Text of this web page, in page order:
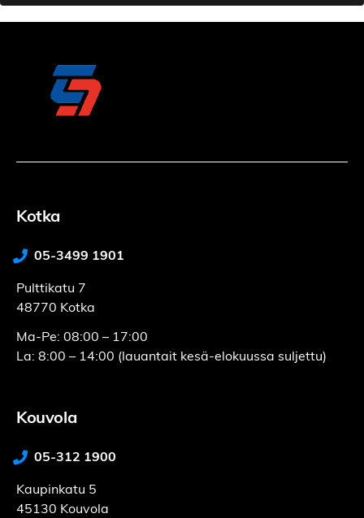
Kotka
05-3499 1901
Pulttikatu 7
48770 Kotka
Ma-Pe: 08:00 – 17:00
La: 8:00 – 14:00 (lauantait kesä-elokuussa suljettu)
Kouvola
05-312 1900
Kaupinkatu 5
45130 Kouvola